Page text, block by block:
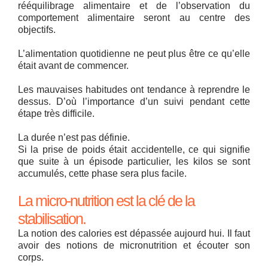
rééquilibrage alimentaire et de l’observation du
comportement alimentaire seront au centre des
objectifs.
L’alimentation quotidienne ne peut plus être ce qu’elle
était avant de commencer.
Les mauvaises habitudes ont tendance à reprendre le
dessus. D’où l’importance d’un suivi pendant cette
étape très difficile.
La durée n’est pas définie.
Si la prise de poids était accidentelle, ce qui signifie
que suite à un épisode particulier, les kilos se sont
accumulés, cette phase sera plus facile.
La micro-nutrition est la clé de la
stabilisation.
La notion des calories est dépassée aujourd hui. Il faut
avoir des notions de micronutrition et écouter son
corps.